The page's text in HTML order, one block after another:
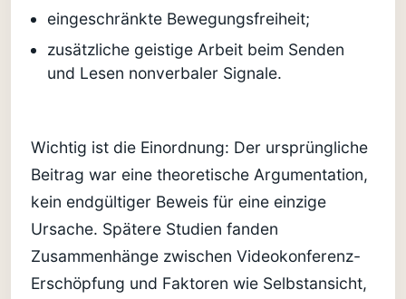
eingeschränkte Bewegungsfreiheit;
zusätzliche geistige Arbeit beim Senden
und Lesen nonverbaler Signale.
Wichtig ist die Einordnung: Der ursprüngliche
Beitrag war eine theoretische Argumentation,
kein endgültiger Beweis für eine einzige
Ursache. Spätere Studien fanden
Zusammenhänge zwischen Videokonferenz-
Erschöpfung und Faktoren wie Selbstansicht,